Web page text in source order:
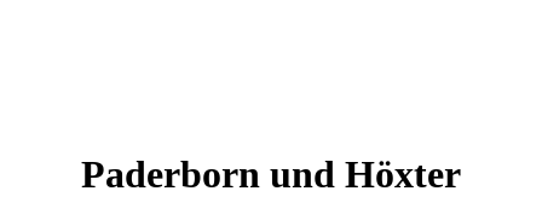
Paderborn und Höxter